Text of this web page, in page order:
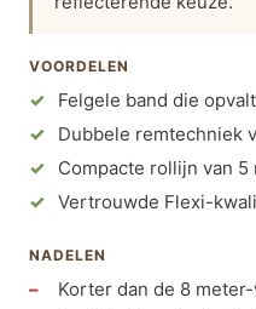
VOORDELEN
Felgele band die
Dubbele remtechniek
Compacte rollijn van
Vertrouwde Flexi-
NADELEN
Korter dan de 8